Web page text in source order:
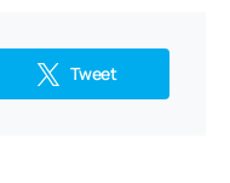
Tweet